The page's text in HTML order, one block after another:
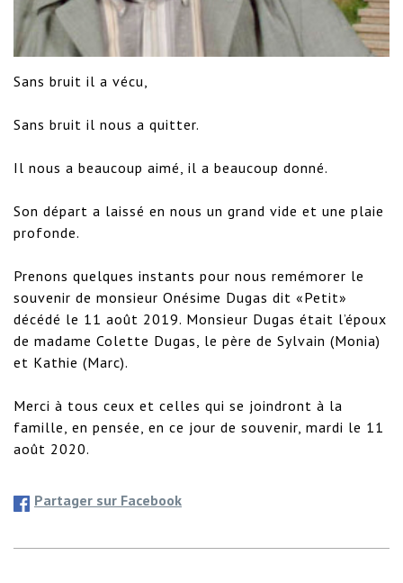
Sans bruit il a vécu,
Sans bruit il nous a quitter.
Il nous a beaucoup aimé, il a beaucoup donné.
Son départ a laissé en nous un grand vide et une plaie
profonde.
Prenons quelques instants pour nous remémorer le
souvenir de monsieur Onésime Dugas dit «Petit»
décédé le 11 août 2019. Monsieur Dugas était l’époux
de madame Colette Dugas, le père de Sylvain (Monia)
et Kathie (Marc).
Merci à tous ceux et celles qui se joindront à la
famille, en pensée, en ce jour de souvenir, mardi le 11
août 2020.
Partager sur Facebook